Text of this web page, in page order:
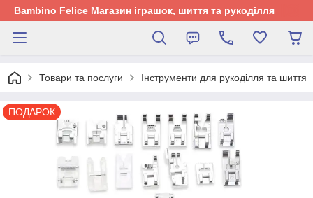
Bambino Felice Магазин іграшок, шиття та рукоділля
Товари та послуги Інструменти для рукоділля та шиття
ПОДАРОК